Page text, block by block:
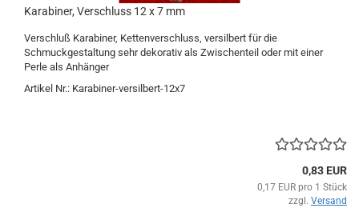
Karabiner, Verschluss 12 x 7 mm
Verschluß Karabiner, Kettenverschluss, versilbert für die
Schmuckgestaltung sehr dekorativ als Zwischenteil oder mit einer
Perle als Anhänger
Artikel Nr.: Karabiner-versilbert-12x7
0,83 EUR
0,17 EUR pro 1 Stück
zzgl. Versand